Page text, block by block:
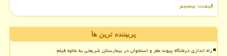
قیمت بیسیم
پربیننده ترین ها
راه اندازی درمانگاه پیوند مغز و استخوان در بیمارستان شریعتی به علاوه فیلم